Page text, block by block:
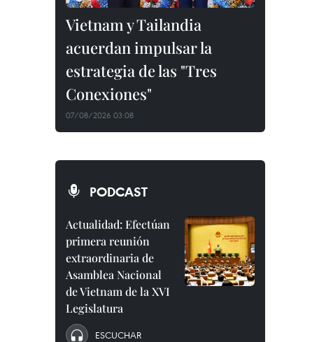
Vietnam y Tailandia
acuerdan impulsar la
estrategia de las "Tres
Conexiones"
07/08/2026 03:08
PODCAST
Actualidad: Efectúan
primera reunión
extraordinaria de
Asamblea Nacional
de Vietnam de la XVI
Legislatura
ESCUCHAR